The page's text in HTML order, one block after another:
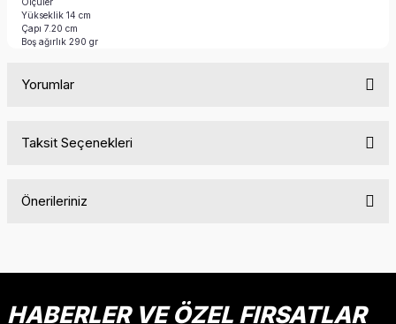
Yükseklik 14 cm
Çapı 7.20 cm
Boş ağırlık 290 gr
Yorumlar
Taksit Seçenekleri
Önerileriniz
HABERLER VE ÖZEL FIRSATLAR